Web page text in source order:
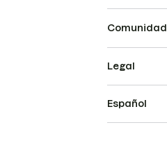
Comunidad
Legal
Español